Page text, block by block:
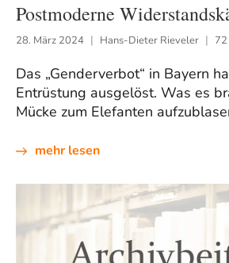
Postmoderne
28. März 2024 Hans-Dieter Rieveler
Das „Genderverbot“ in Bayern
Entrüstung ausgelöst. Was es
Mücke zum Elefanten
mehr lesen